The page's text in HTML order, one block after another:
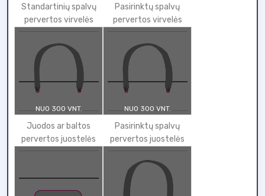
Standartinių spalvų
pervertos virvelės
Pasirinktų spalvų
pervertos virvelės
NUO 300 VNT.
Juodos ar baltos
pervertos juostelės
NUO 300 VNT.
Pasirinktų spalvų
pervertos juostelės